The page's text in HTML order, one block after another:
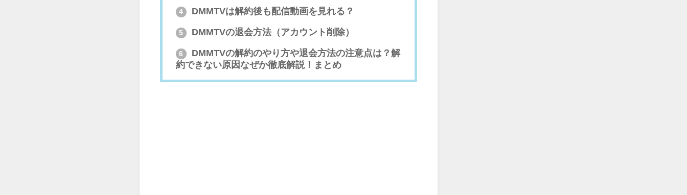
4 DMMTVは解約後も配信動画を見れる？
5 DMMTVの退会方法（アカウント削除）
6
DMMTVの解約のやり方や退会方法の注意点は？解
約できない原因なぜか徹底解説！まとめ